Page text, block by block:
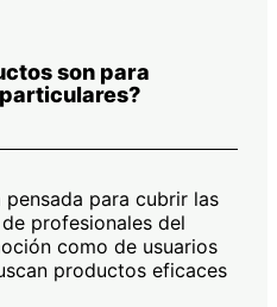
son para
pensada para cubrir las
profesionales del
como de usuarios
productos eficaces